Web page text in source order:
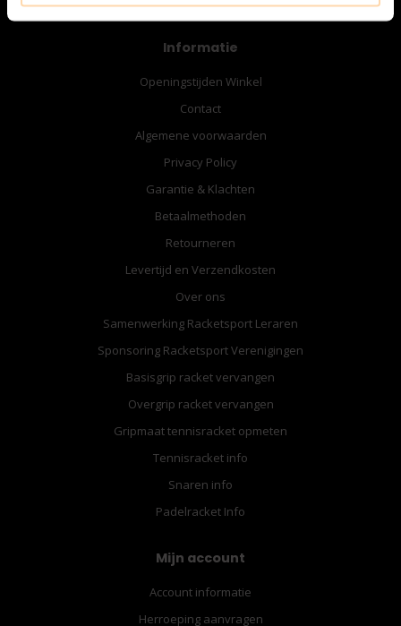
Informatie
Openingstijden Winkel
Contact
Algemene voorwaarden
Privacy Policy
Garantie & Klachten
Betaalmethoden
Retourneren
Levertijd en Verzendkosten
Over ons
Samenwerking Racketsport Leraren
Sponsoring Racketsport Verenigingen
Basisgrip racket vervangen
Overgrip racket vervangen
Gripmaat tennisracket opmeten
Tennisracket info
Snaren info
Padelracket Info
Mijn account
Account informatie
Herroeping aanvragen